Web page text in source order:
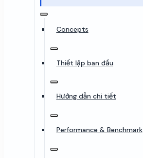
Concepts
Thiết lập ban đầu
Hướng dẫn chi tiết
Performance & Benchmark